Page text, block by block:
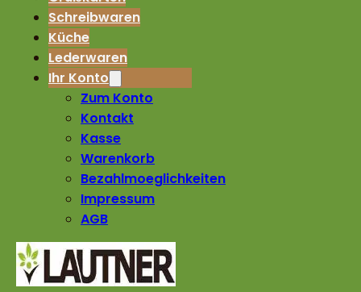
Schreibwaren
Küche
Lederwaren
Ihr Konto
Zum Konto
Kontakt
Kasse
Warenkorb
Bezahlmoeglichkeiten
Impressum
AGB